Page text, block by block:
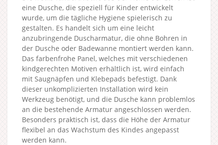
eine Dusche, die speziell für Kinder entwickelt
wurde, um die tägliche Hygiene spielerisch zu
gestalten. Es handelt sich um eine leicht
anzubringende Duscharmatur, die ohne Bohren in
der Dusche oder Badewanne montiert werden kann.
Das farbenfrohe Panel, welches mit verschiedenen
kindgerechten Motiven erhältlich ist, wird einfach
mit Saugnäpfen und Klebepads befestigt. Dank
dieser unkomplizierten Installation wird kein
Werkzeug benötigt, und die Dusche kann problemlos
an die bestehende Armatur angeschlossen werden.
Besonders praktisch ist, dass die Höhe der Armatur
flexibel an das Wachstum des Kindes angepasst
werden kann.